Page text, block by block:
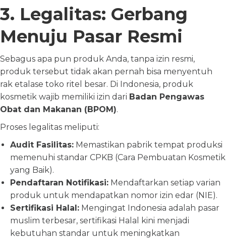
3. Legalitas: Gerbang
Menuju Pasar Resmi
Sebagus apa pun produk Anda, tanpa izin resmi,
produk tersebut tidak akan pernah bisa menyentuh
rak etalase toko ritel besar. Di Indonesia, produk
kosmetik wajib memiliki izin dari Badan Pengawas
Obat dan Makanan (BPOM).
Proses legalitas meliputi:
Audit Fasilitas: Memastikan pabrik tempat produksi
memenuhi standar CPKB (Cara Pembuatan Kosmetik
yang Baik).
Pendaftaran Notifikasi: Mendaftarkan setiap varian
produk untuk mendapatkan nomor izin edar (NIE).
Sertifikasi Halal: Mengingat Indonesia adalah pasar
muslim terbesar, sertifikasi Halal kini menjadi
kebutuhan standar untuk meningkatkan